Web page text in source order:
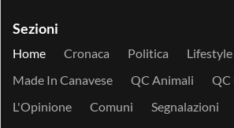
Sezioni
Home Cronaca Politica
Lifestyle
Made In Canavese
QC Animali QC
L'Opinione
Comuni Segnalazioni